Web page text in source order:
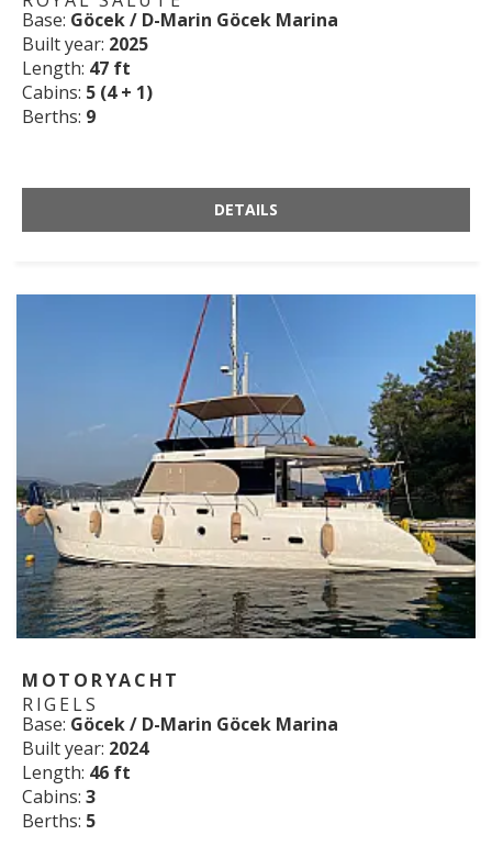
Base: Göcek / D-Marin Göcek Marina
Built year: 2025
Length: 47 ft
Cabins: 5 (4 + 1)
Berths: 9
DETAILS
MOTORYACHT
RIGELS
Base: Göcek / D-Marin Göcek Marina
Built year: 2024
Length: 46 ft
Cabins: 3
Berths: 5